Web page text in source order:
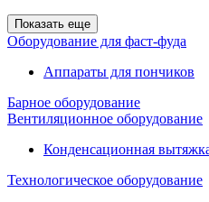
Показать еще
Оборудование для фаст-фуда
Аппараты для пончиков
Барное оборудование
Вентиляционное оборудование
Конденсационная
Технологическое оборудование